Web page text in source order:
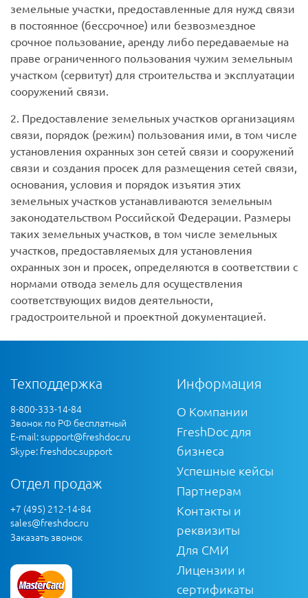
земельные участки, предоставленные для нужд связи
в постоянное (бессрочное) или безвозмездное
срочное пользование, аренду либо передаваемые на
праве ограниченного пользования чужим земельным
участком (сервитут) для строительства и эксплуатации
сооружений связи.
2. Предоставление земельных участков организациям
связи, порядок (режим) пользования ими, в том числе
установления охранных зон сетей связи и сооружений
связи и создания просек для размещения сетей связи,
основания, условия и порядок изъятия этих
земельных участков устанавливаются земельным
законодательством Российской Федерации. Размеры
таких земельных участков, в том числе земельных
участков, предоставляемых для установления
охранных зон и просек, определяются в соответствии с
нормами отвода земель для осуществления
соответствующих видов деятельности,
градостроительной и проектной документацией.
Техподдержка
8-800-333-14-84
Звонок по РФ бесплатный
E-mail:support@freshdoc.ru
Skype: freshdoc.support
Отдел продаж
+7 (495) 212-14-84
sales@freshdoc.ru
Заказать звонок
Информация
О Компании
FreshDoc для
бизнеса
Успешные кейсы
Партнерам
Контакты и
реквизиты
Для СМИ
Лицензии и
сертификаты